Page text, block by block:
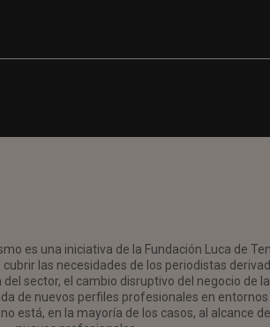
es una iniciativa de la Fundación Luca de
las necesidades de los periodistas
sector, el cambio disruptivo del negocio de la
de nuevos perfiles profesionales en entornos
está, en la mayoría de los casos, al alcance